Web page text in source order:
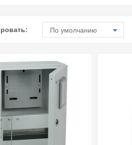
По умолчанию